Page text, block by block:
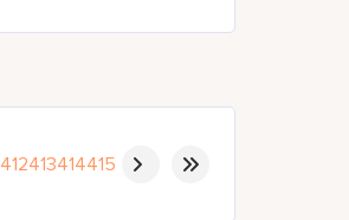
412413414415